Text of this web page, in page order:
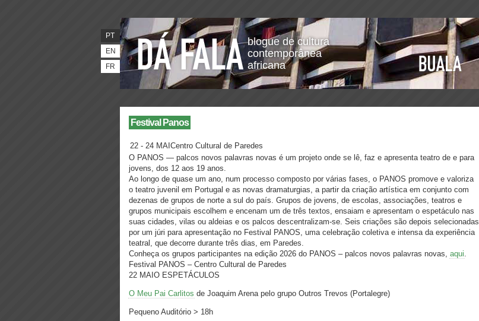
blogue de cultura
contemporânea
africana
PT
EN
FR
Festival Panos
22 - 24 MAICentro Cultural de Paredes
O PANOS — palcos novos palavras novas é um projeto onde se lê, faz e apresenta teatro de e para
jovens, dos 12 aos 19 anos.
Ao longo de quase um ano, num processo composto por várias fases, o PANOS promove e valoriza
o teatro juvenil em Portugal e as novas dramaturgias, a partir da criação artística em conjunto com
dezenas de grupos de norte a sul do país. Grupos de jovens, de escolas, associações, teatros e
grupos municipais escolhem e encenam um de três textos, ensaiam e apresentam o espetáculo nas
suas cidades, vilas ou aldeias e os palcos descentralizam-se. Seis criações são depois selecionadas
por um júri para apresentação no Festival PANOS, uma celebração coletiva e intensa da experiência
teatral, que decorre durante três dias, em Paredes.
Conheça os grupos participantes na edição 2026 do PANOS – palcos novos palavras novas, aqui.
Festival PANOS – Centro Cultural de Paredes
22 MAIO ESPETÁCULOS
O Meu Pai Carlitos de Joaquim Arena pelo grupo Outros Trevos (Portalegre)
Pequeno Auditório > 18h